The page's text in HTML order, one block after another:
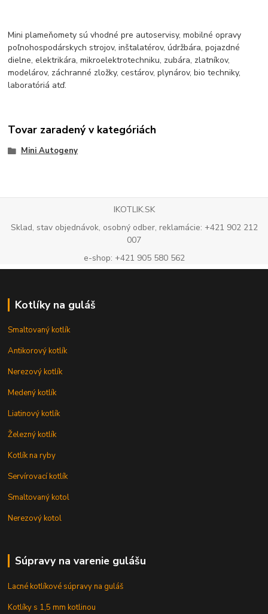
Mini plameňomety sú vhodné pre autoservisy, mobilné opravy
poľnohospodárskych strojov, inštalatérov, údržbára, pojazdné
dielne, elektrikára, mikroelektrotechniku, zubára, zlatníkov,
modelárov, záchranné zložky, cestárov, plynárov, bio techniky,
laboratóriá atď.
Tovar zaradený v kategóriách
Mini Autogeny
IKOTLIK.SK
Sklad, stav objednávok, osobný odber, reklamácie: +421 902 212
007
e-shop: +421 905 580 562
Kotlíky na guláš
Smaltovaný kotlík
Antikorový kotlík
Nerezový kotlík
Medený kotlík
Liatinový kotlík
Železný kotlík
Kotlík na ryby
Servírovací kotlík
Smaltovaný kotol
Nerezový kotol
Súpravy na varenie gulášu
Lacné kotlíkové súpravy na guláš
Kotlíky s 1,5 mm kotlinou